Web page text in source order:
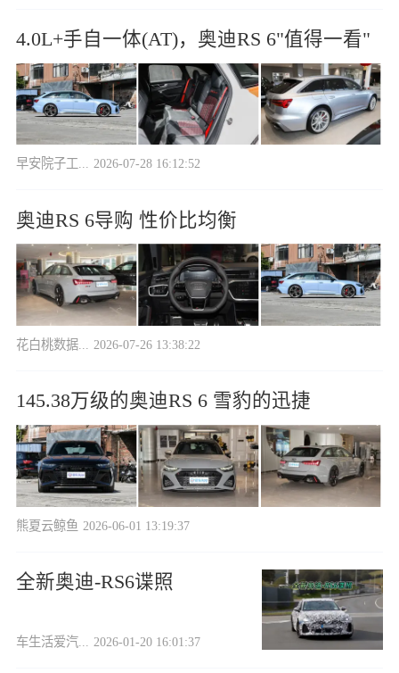
4.0L+手自一体(AT)，奥迪RS 6"值得一看"
早安院子工... 2026-07-28 16:12:52
奥迪RS 6导购 性价比均衡
花白桃数据... 2026-07-26 13:38:22
145.38万级的奥迪RS 6 雪豹的迅捷
熊夏云鲸鱼 2026-06-01 13:19:37
全新奥迪-RS6谍照
车生活爱汽... 2026-01-20 16:01:37